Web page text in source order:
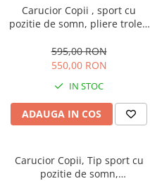
Carucior Copii , sport cu
pozitie de somn, pliere troler,
One-Hand Folding, copertina
extensibila, maner reversibil,
Negru
595,00 RON
550,00 RON
IN STOC
ADAUGA IN COS
Carucior Copii, Tip sport cu
pozitie de somn,